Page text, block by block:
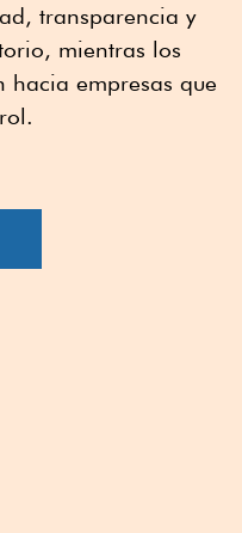
transparencia y
mientras los
hacia empresas que